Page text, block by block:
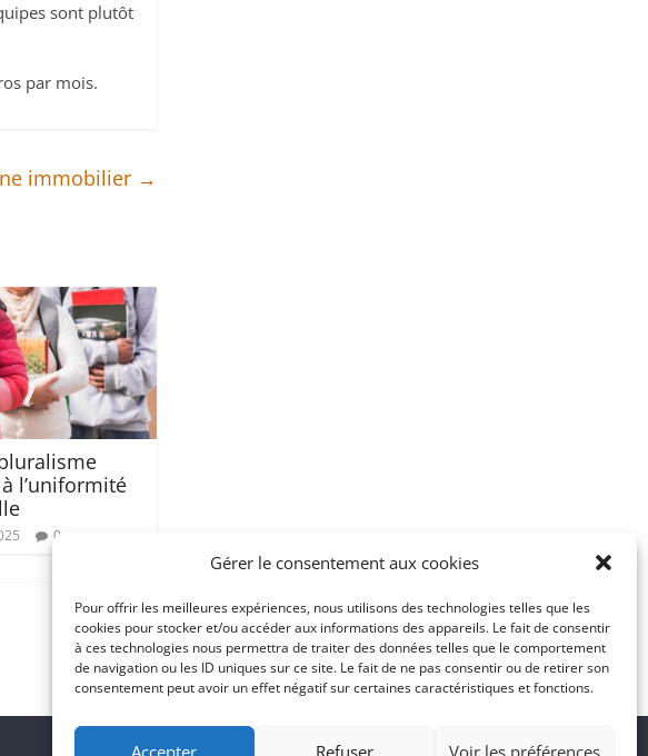
Gérer le consentement aux cookies
Pour offrir les meilleures expériences, nous utilisons des technologies telles que les
cookies pour stocker et/ou accéder aux informations des appareils. Le fait de consentir
à ces technologies nous permettra de traiter des données telles que le comportement
de navigation ou les ID uniques sur ce site. Le fait de ne pas consentir ou de retirer son
consentement peut avoir un effet négatif sur certaines caractéristiques et fonctions.
Accepter Refuser Voir les préférences
sont plutôt
par mois.
immobilier →
l’uniformité
0